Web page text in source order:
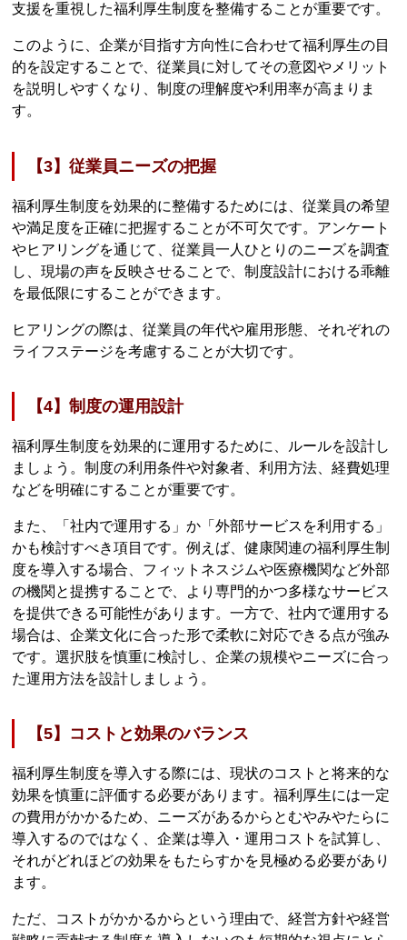
支援を重視した福利厚生制度を整備することが重要です。
このように、企業が目指す方向性に合わせて福利厚生の目
的を設定することで、従業員に対してその意図やメリット
を説明しやすくなり、制度の理解度や利用率が高まりま
す。
【3】従業員ニーズの把握
福利厚生制度を効果的に整備するためには、従業員の希望
や満足度を正確に把握することが不可欠です。アンケート
やヒアリングを通じて、従業員一人ひとりのニーズを調査
し、現場の声を反映させることで、制度設計における乖離
を最低限にすることができます。
ヒアリングの際は、従業員の年代や雇用形態、それぞれの
ライフステージを考慮することが大切です。
【4】制度の運用設計
福利厚生制度を効果的に運用するために、ルールを設計し
ましょう。制度の利用条件や対象者、利用方法、経費処理
などを明確にすることが重要です。
また、「社内で運用する」か「外部サービスを利用する」
かも検討すべき項目です。例えば、健康関連の福利厚生制
度を導入する場合、フィットネスジムや医療機関など外部
の機関と提携することで、より専門的かつ多様なサービス
を提供できる可能性があります。一方で、社内で運用する
場合は、企業文化に合った形で柔軟に対応できる点が強み
です。選択肢を慎重に検討し、企業の規模やニーズに合っ
た運用方法を設計しましょう。
【5】コストと効果のバランス
福利厚生制度を導入する際には、現状のコストと将来的な
効果を慎重に評価する必要があります。福利厚生には一定
の費用がかかるため、ニーズがあるからとむやみやたらに
導入するのではなく、企業は導入・運用コストを試算し、
それがどれほどの効果をもたらすかを見極める必要があり
ます。
ただ、コストがかかるからという理由で、経営方針や経営